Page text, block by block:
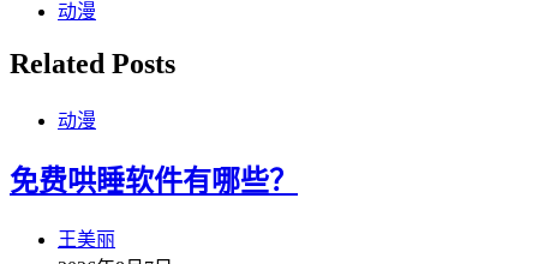
动漫
Related Posts
动漫
免费哄睡软件有哪些？
王美丽